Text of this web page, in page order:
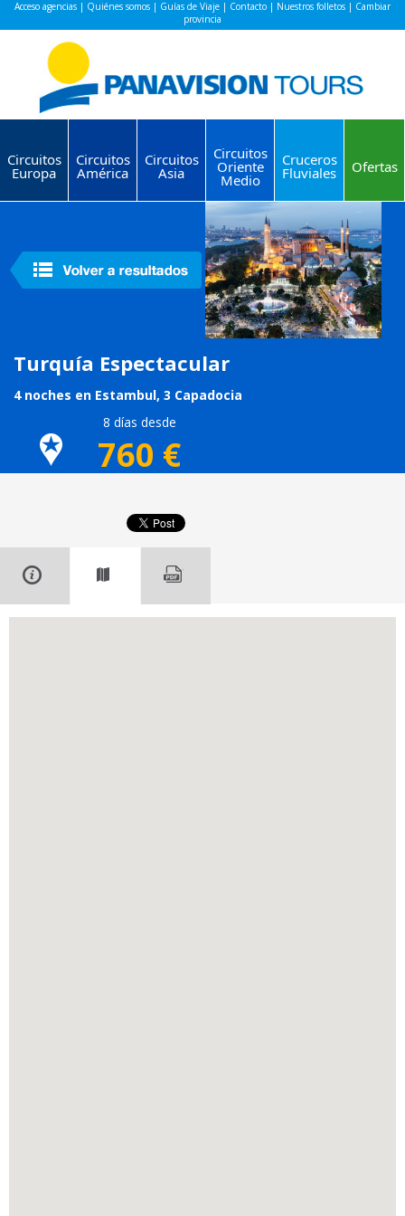
Acceso agencias | Quiénes somos | Guías de Viaje | Contacto | Nuestros folletos | Cambiar
provincia
Circuitos
Europa
Circuitos
América
Circuitos
Asia
Circuitos
Oriente
Medio
Cruceros
Fluviales Ofertas
Turquía Espectacular
4 noches en Estambul, 3 Capadocia
8 días desde
760 €